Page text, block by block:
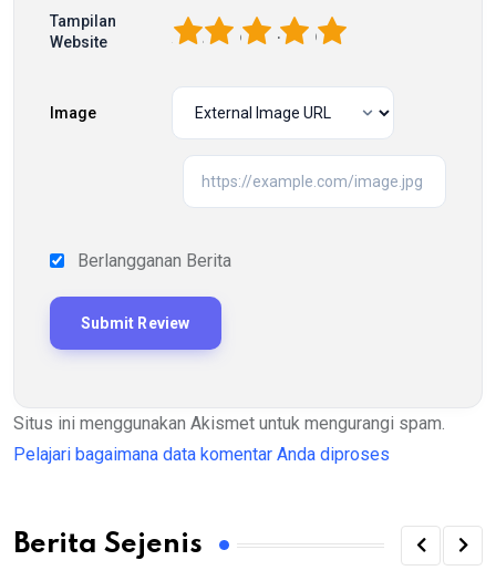
Tampilan
Website
5
4
3
2
Image
Berlangganan Berita
Situs ini menggunakan Akismet untuk mengurangi spam.
Pelajari bagaimana data komentar Anda diproses
Berita Sejenis